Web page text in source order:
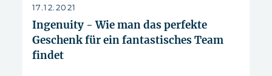
17.12.2021
Ingenuity - Wie man das perfekte
Geschenk für ein fantastisches Team
findet